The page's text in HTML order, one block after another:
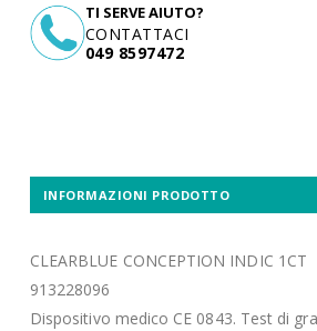
TI SERVE AIUTO?
CONTATTACI
049 8597472
INFORMAZIONI PRODOTTO
CLEARBLUE CONCEPTION INDIC 1CT
913228096
Dispositivo medico CE 0843. Test di